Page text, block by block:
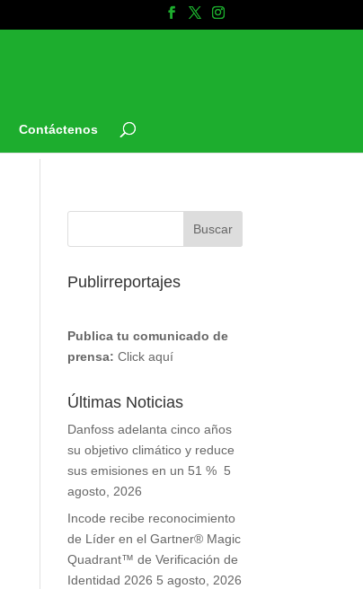
Contáctenos
Publirreportajes
Publica tu comunicado de
prensa: Click aquí
Últimas Noticias
Danfoss adelanta cinco años
su objetivo climático y reduce
sus emisiones en un 51 % 5
agosto, 2026
Incode recibe reconocimiento
de Líder en el Gartner® Magic
Quadrant™ de Verificación de
Identidad 2026 5 agosto, 2026